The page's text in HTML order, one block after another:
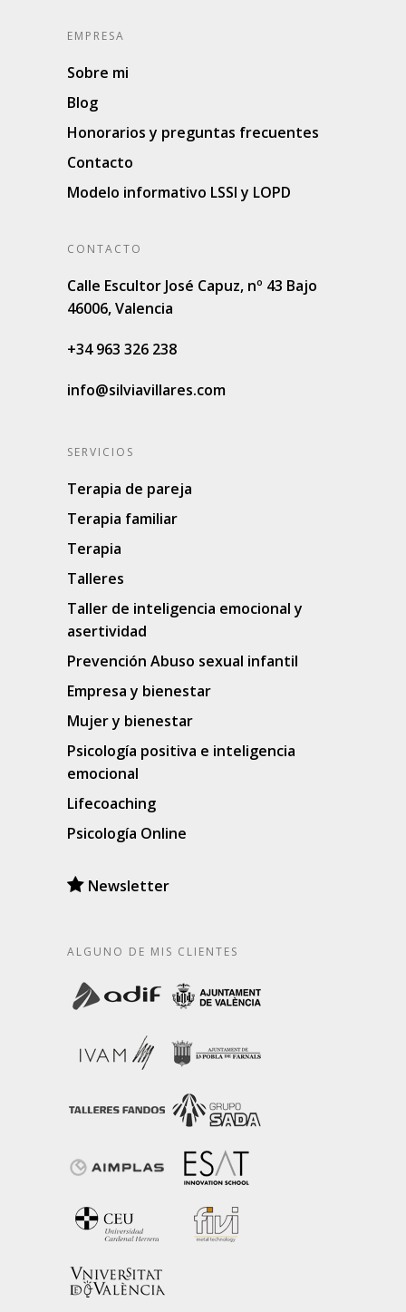
EMPRESA
Sobre mi
Blog
Honorarios y preguntas frecuentes
Contacto
Modelo informativo LSSI y LOPD
CONTACTO
Calle Escultor José Capuz, nº 43 Bajo
46006, Valencia
+34 963 326 238
info@silviavillares.com
SERVICIOS
Terapia de pareja
Terapia familiar
Terapia
Talleres
Taller de inteligencia emocional y
asertividad
Prevención Abuso sexual infantil
Empresa y bienestar
Mujer y bienestar
Psicología positiva e inteligencia
emocional
Lifecoaching
Psicología Online
Newsletter
ALGUNO DE MIS CLIENTES